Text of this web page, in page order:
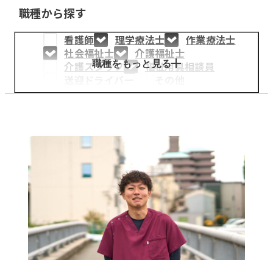
採用情報
医療・介護事業
募集職種
お知らせ
ENTRY 079-
(
職種から探す
看護師 理学療法士
作業療法士
社会福祉士
介護福祉士
介護スタッフ
福祉用具相談員
職種をもっと見る